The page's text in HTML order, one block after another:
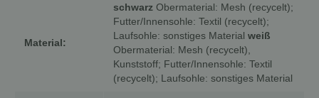
Material:
schwarz Obermaterial: Mesh (recycelt);
Futter/Innensohle: Textil (recycelt);
Laufsohle: sonstiges Material weiß
Obermaterial: Mesh (recycelt),
Kunststoff; Futter/Innensohle: Textil
(recycelt); Laufsohle: sonstiges Material